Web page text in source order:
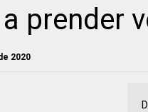
prender
2020